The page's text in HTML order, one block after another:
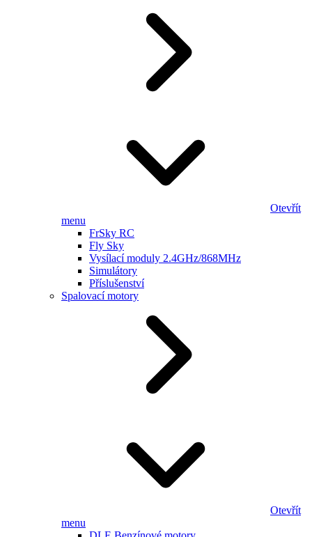
Otevřít
menu
FrSky RC
Fly Sky
Vysílací moduly 2.4GHz/868MHz
Simulátory
Příslušenství
Spalovací motory
Otevřít
menu